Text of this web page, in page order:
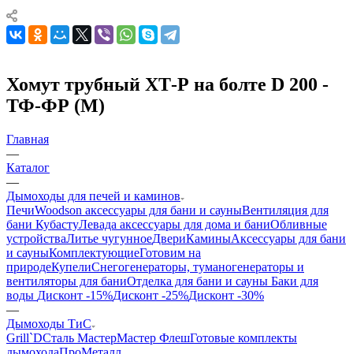
Хомут трубный ХТ-Р на болте D 200 -
ТФ-ФР (М)
Главная
—
Каталог
—
Дымоходы для печей и каминов
ПечиWoodson аксессуары для бани и сауныВентиляция для
бани КубастуЛевада аксессуары для дома и баниОбливные
устройстваЛитье чугунноеДвериКаминыАксессуары для бани
и сауныКомплектующиеГотовим на
природеКупелиСнегогенераторы, туманогенераторы и
вентиляторы для баниОтделка для бани и сауны Баки для
воды Дисконт -15%Дисконт -25%Дисконт -30%
—
Дымоходы ТиС
Grill`DСталь МастерМастер ФлешГотовые комплекты